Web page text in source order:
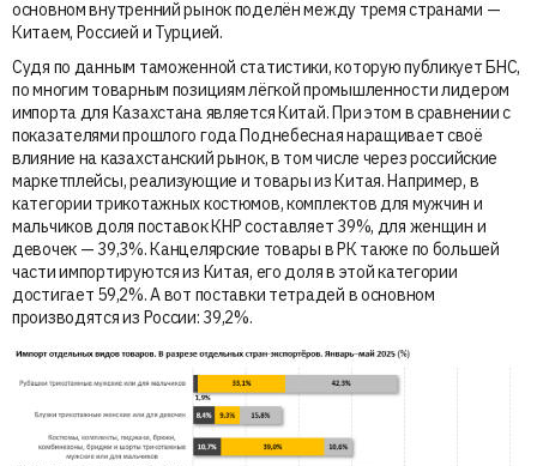
основном внутренний рынок поделён между тремя странами —
Китаем, Россией и Турцией.
Судя по данным таможенной статистики, которую публикует БНС,
по многим товарным позициям лёгкой промышленности лидером
импорта для Казахстана является Китай. При этом в сравнении с
показателями прошлого года Поднебесная наращивает своё
влияние на казахстанский рынок, в том числе через российские
маркетплейсы, реализующие и товары из Китая. Например, в
категории трикотажных костюмов, комплектов для мужчин и
мальчиков доля поставок КНР составляет 39%, для женщин и
девочек — 39,3%. Канцелярские товары в РК также по большей
части импортируются из Китая, его доля в этой категории
достигает 59,2%. А вот поставки тетрадей в основном
производятся из России: 39,2%.